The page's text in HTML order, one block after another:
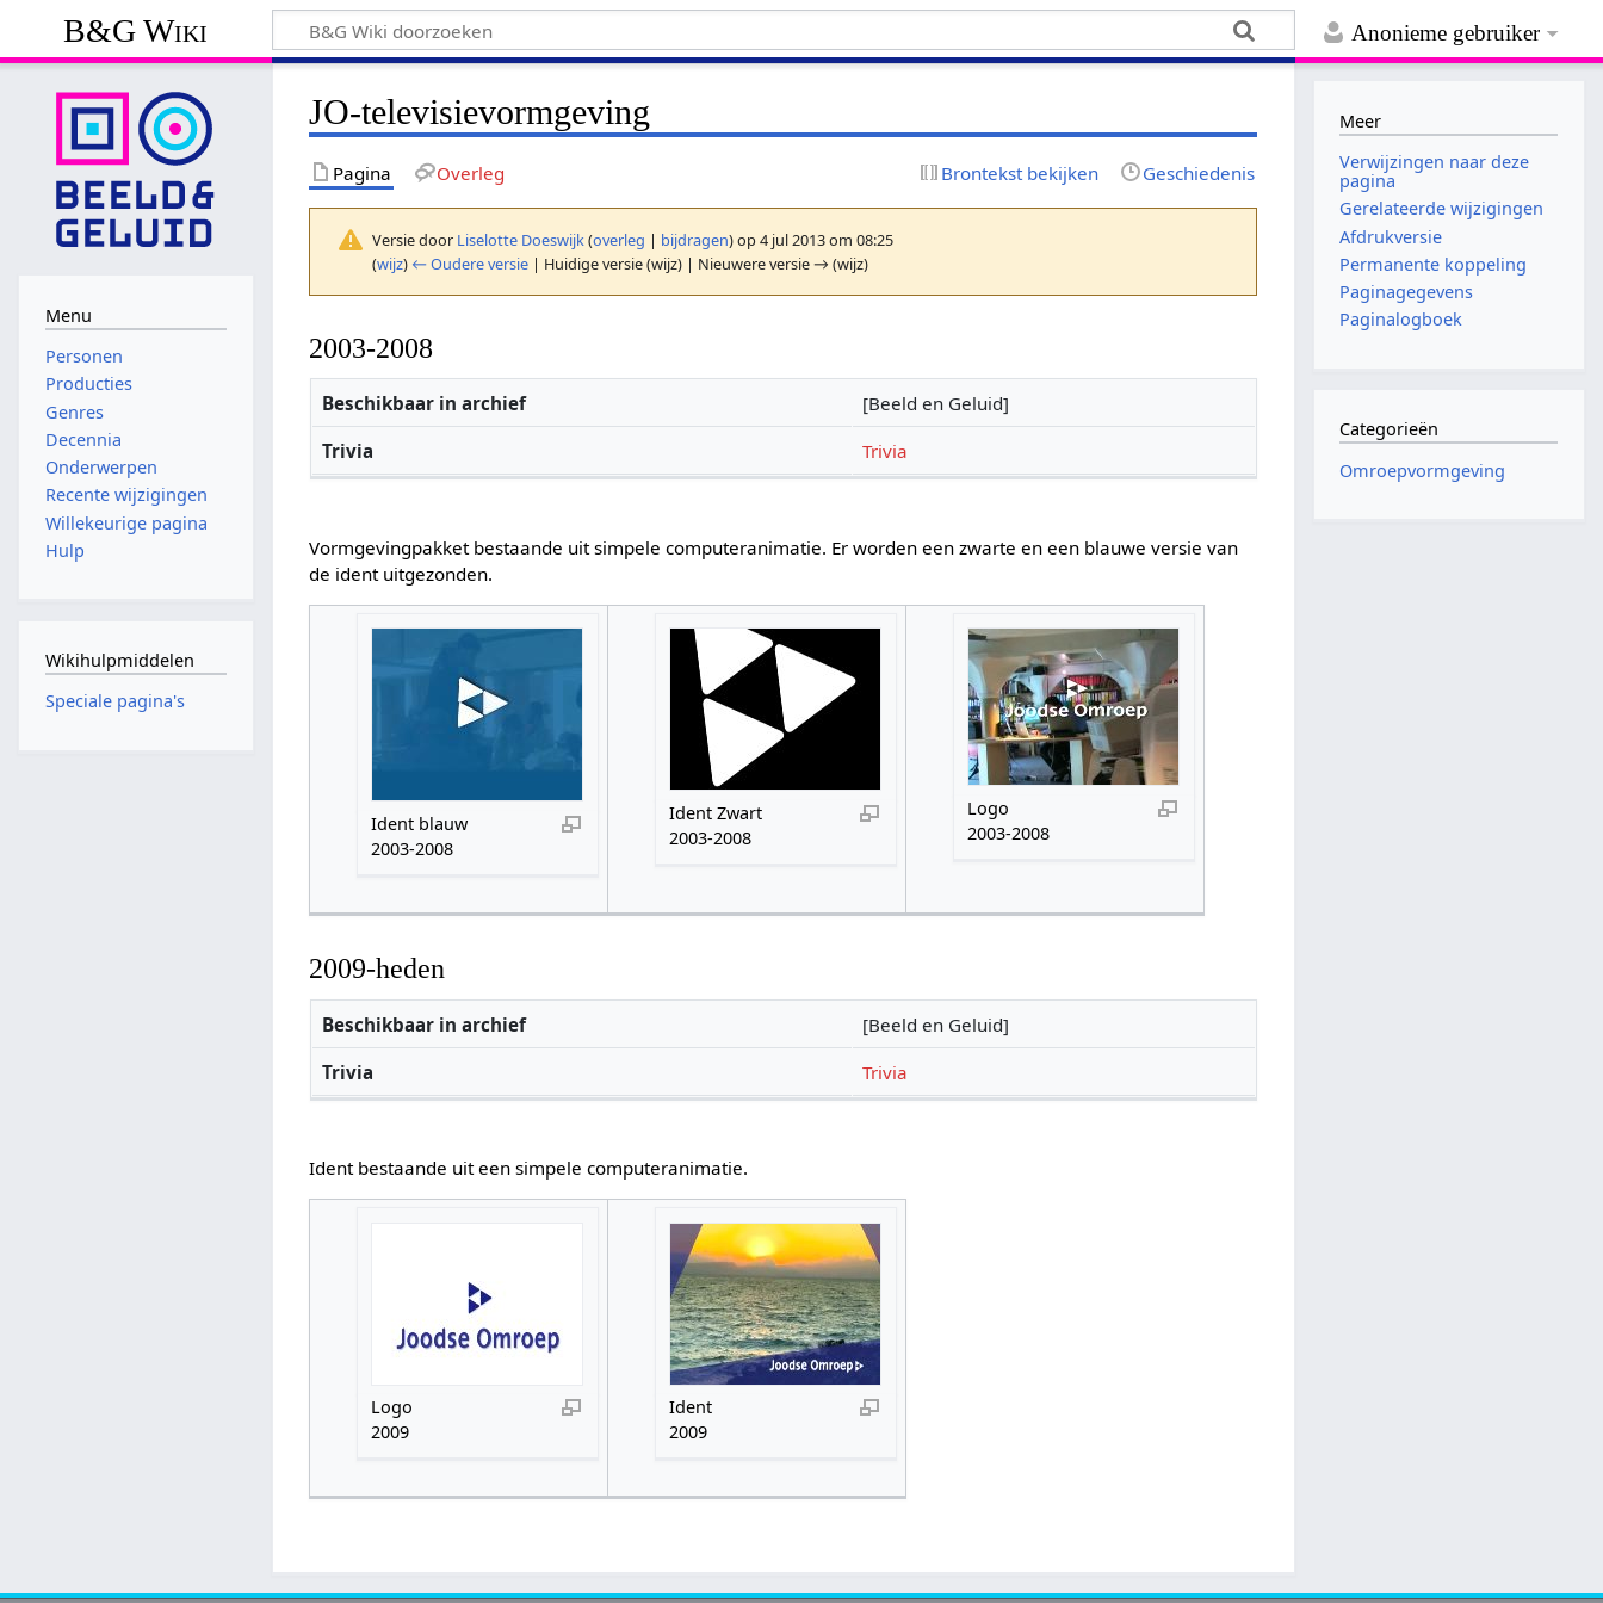
Anonieme gebruiker
B&G Wiki
JO-televisievormgeving
Pagina Overleg Brontekst bekijken Geschiedenis
Versie door Liselotte Doeswijk(overleg | bijdragen)op 4 jul 2013 om 08:25
(wijz) ← Oudere versie | Huidige versie (wijz) | Nieuwere versie → (wijz)
2003-2008
Beschikbaar in archief
[Beeld en Geluid]
Trivia
Trivia
Vormgevingpakket bestaande uit simpele computeranimatie. Er worden een zwarte en een blauwe versie van
de ident uitgezonden.
Ident blauw
2003-2008
Ident Zwart
2003-2008
Logo
2003-2008
2009-heden
Beschikbaar in archief
[Beeld en Geluid]
Trivia
Trivia
Ident bestaande uit een simpele computeranimatie.
Logo
2009
Ident
2009
Menu
Personen
Producties
Genres
Decennia
Onderwerpen
Recente wijzigingen
Willekeurige pagina
Hulp
Wikihulpmiddelen
Speciale pagina's
Meer
Verwijzingen naar deze
pagina
Gerelateerde wijzigingen
Afdrukversie
Permanente koppeling
Paginagegevens
Paginalogboek
Categorieën
Omroepvormgeving